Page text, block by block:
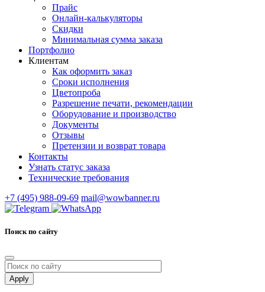
Прайс
Онлайн-калькуляторы
Скидки
Минимальная сумма заказа
Портфолио
Клиентам
Как оформить заказ
Сроки исполнения
Цветопроба
Разрешение печати, рекомендации
Оборудование и производство
Документы
Отзывы
Претензии и возврат товара
Контакты
Узнать статус заказа
Технические требования
+7 (495) 988-09-69 mail@wowbanner.ru
Поиск по сайту